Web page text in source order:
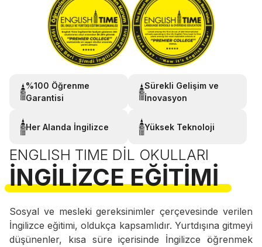
%100 Öğrenme
Garantisi
Sürekli Gelişim ve
İnovasyon
Her Alanda İngilizce Yüksek Teknoloji
ENGLISH TIME DIL OKULLARI
İNGILIZCE EĞITIMI
Sosyal ve mesleki gereksinimler çerçevesinde verilen
İngilizce eğitimi, oldukça kapsamlıdır. Yurtdışına gitmeyi
düşünenler, kısa süre içerisinde İngilizce öğrenmek